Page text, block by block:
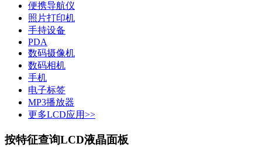
便携导航仪
照片打印机
手持设备
PDA
数码摄像机
数码相机
手机
电子标签
MP3播放器
更多LCD应用>>
按特征查询LCD液晶面板